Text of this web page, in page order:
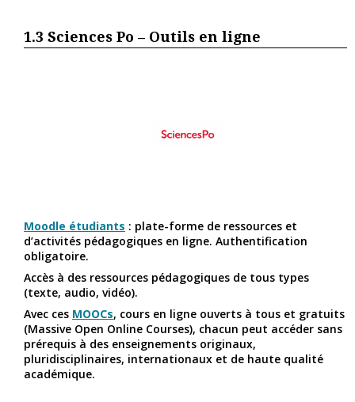
1.3 Sciences Po – Outils en ligne
Moodle étudiants : plate-forme de ressources et
d’activités pédagogiques en ligne. Authentification
obligatoire.
Accès à des ressources pédagogiques de tous types
(texte, audio, vidéo).
Avec ces MOOCs, cours en ligne ouverts à tous et gratuits
(Massive Open Online Courses), chacun peut accéder sans
prérequis à des enseignements originaux,
pluridisciplinaires, internationaux et de haute qualité
académique.